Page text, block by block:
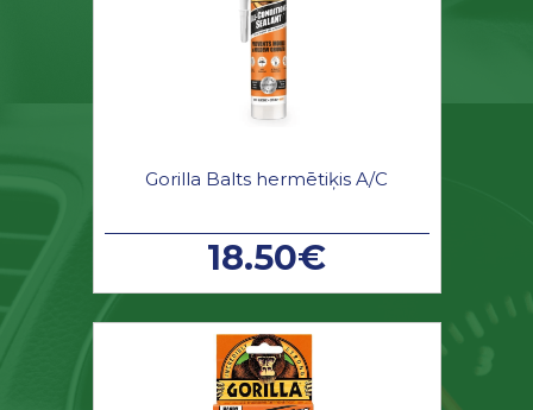
Gorilla Balts hermētiķis A/C
18.50€